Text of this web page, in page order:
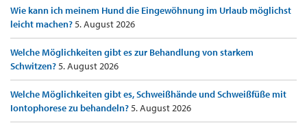
Wie kann ich meinem Hund die Eingewöhnung im Urlaub möglichst
leicht machen?5. August 2026
Welche Möglichkeiten gibt es zur Behandlung von starkem
Schwitzen?5. August 2026
Welche Möglichkeiten gibt es, Schweißhände und Schweißfüße mit
Iontophorese zu behandeln?5. August 2026